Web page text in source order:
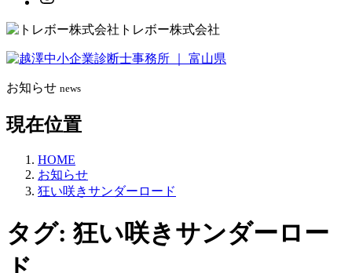
トレボー株式会社
お知らせ news
現在位置
HOME
お知らせ
狂い咲きサンダーロード
タグ: 狂い咲きサンダーロー